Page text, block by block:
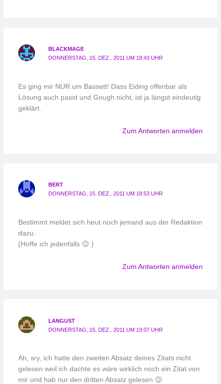
BLACKMAGE
DONNERSTAG, 15. DEZ.. 2011 UM 18:43 UHR
Es ging mir NUR um Bassett! Dass Eiding offenbar als
Lösung auch passt und Gough nicht, ist ja längst eindeutig
geklärt.
Zum Antworten anmelden
BERT
DONNERSTAG, 15. DEZ.. 2011 UM 18:53 UHR
Bestimmt meldet sich heut noch jemand aus der Redaktion
dazu.
(Hoffe ich jedenfalls 😉 )
Zum Antworten anmelden
LANGUST
DONNERSTAG, 15. DEZ.. 2011 UM 19:07 UHR
Ah, sry, ich hatte den zweiten Absatz deines Zitats nicht
gelesen weil ich dachte es wäre wirklich noch ein Zitat von
mir und hab nur den dritten Absatz gelesen 😉